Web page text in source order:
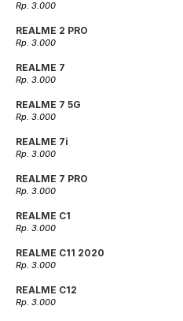
Rp. 3.000
REALME 2 PRO
Rp. 3.000
REALME 7
Rp. 3.000
REALME 7 5G
Rp. 3.000
REALME 7i
Rp. 3.000
REALME 7 PRO
Rp. 3.000
REALME C1
Rp. 3.000
REALME C11 2020
Rp. 3.000
REALME C12
Rp. 3.000